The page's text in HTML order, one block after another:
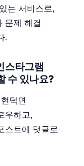
는 서비스로,
문제 해결
.
스타그램
수 있나요?
덕면
우하고,
스트에 댓글로